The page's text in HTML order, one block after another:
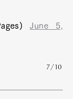
June 5,
7/10